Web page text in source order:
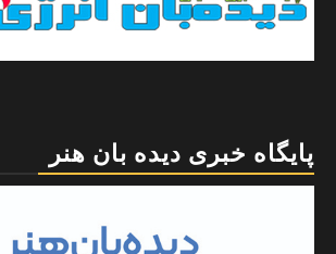
پایگاه خبری دیده بان هنر